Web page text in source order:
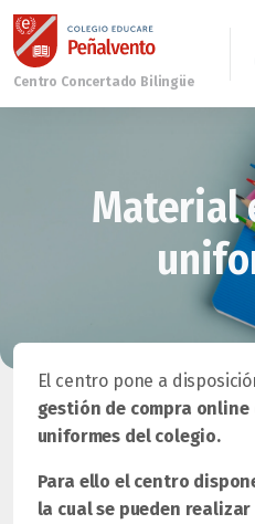
Material
El centro pone a
gestión de compra online
uniformes del colegio.
Para ello el centro
la cual se pueden